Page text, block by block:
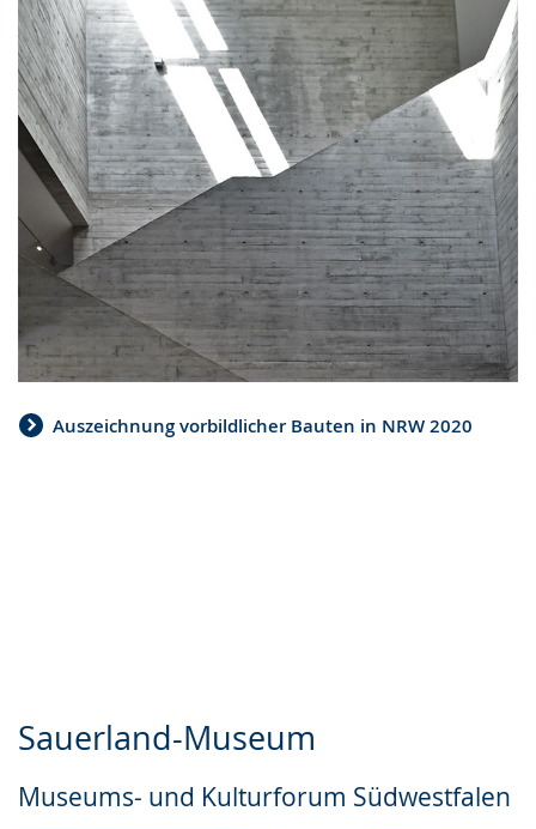
Auszeichnung vorbildlicher Bauten in NRW 2020
Sauerland-Museum
Museums- und Kulturforum Südwestfalen